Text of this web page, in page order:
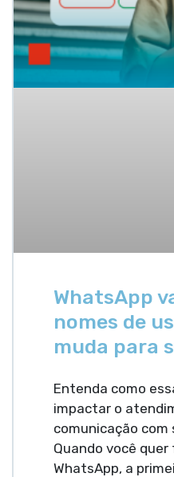
WhatsApp
nomes de
muda para
Entenda como
impactar o
comunicação com
Quando você
WhatsApp, a